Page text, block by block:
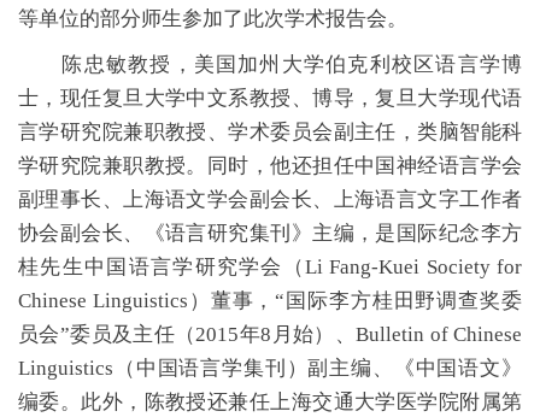
等单位的部分师生参加了此次学术报告会。
陈忠敏教授，美国加州大学伯克利校区语言学博
士，现任复旦大学中文系教授、博导，复旦大学现代语
言学研究院兼职教授、学术委员会副主任，类脑智能科
学研究院兼职教授。同时，他还担任中国神经语言学会
副理事长、上海语文学会副会长、上海语言文字工作者
协会副会长、《语言研究集刊》主编，是国际纪念李方
桂先生中国语言学研究学会（Li Fang-Kuei Society for
Chinese Linguistics）董事，“国际李方桂田野调查奖委
员会”委员及主任（2015年8月始）、Bulletin of Chinese
Linguistics（中国语言学集刊）副主编、《中国语文》
编委。此外，陈教授还兼任上海交通大学医学院附属第